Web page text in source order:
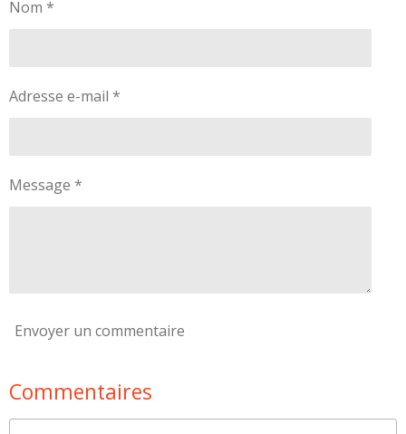
o
Nom *
Adresse e-mail *
Message *
Envoyer un commentaire
Commentaires